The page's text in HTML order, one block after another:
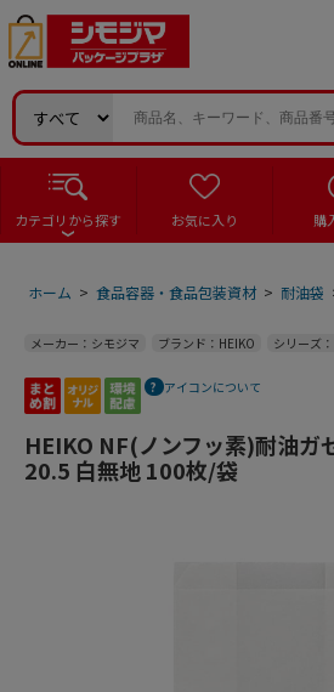
カテゴリから探す お気に入り 購
ホーム > 食品容器・食品包装資材 > 耐油袋
メーカー：シモジマ ブランド：HEIKO シリーズ
アイコンについて
HEIKO NF(ノンフッ素)耐油ガ
20.5 白無地 100枚/袋